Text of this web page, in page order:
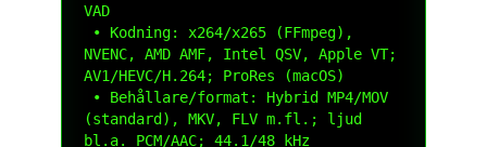
VAD
NVENC, AMD AMF, Intel QSV, Apple VT;
AV1/HEVC/H.264; ProRes (macOS)
(standard), MKV, FLV m.fl.; ljud
bl.a. PCM/AAC; 44.1/48 kHz